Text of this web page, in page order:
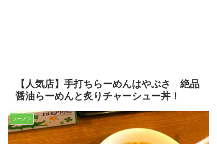
【人気店】手打ちらーめんはやぶさ 絶品
醤油らーめんと炙りチャーシュー丼！
ラーメン